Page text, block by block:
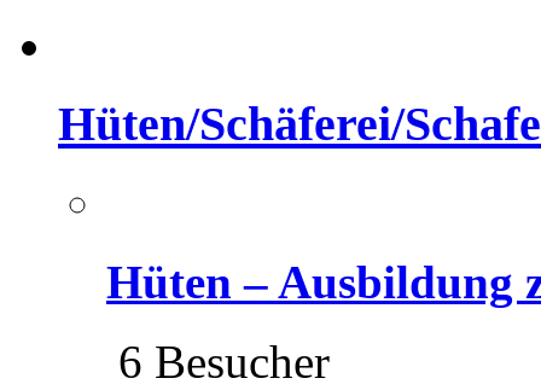
Hüten/Schäferei/Schafe
Hüten – Ausbildung
6 Besucher